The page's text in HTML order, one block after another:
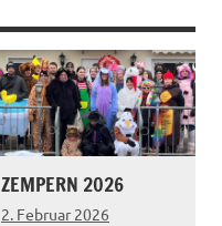
ZEMPERN 2026
2. Februar 2026